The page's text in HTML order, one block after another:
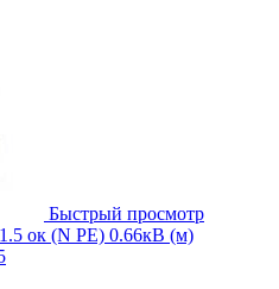
Быстрый просмотр
ок (N PE) 0.66кВ (м)